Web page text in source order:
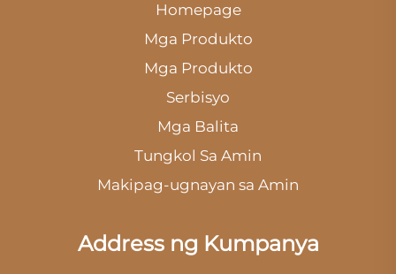
Homepage
Mga Produkto
Mga Produkto
Serbisyo
Mga Balita
Tungkol Sa Amin
Makipag-ugnayan sa Amin
Address ng Kumpanya